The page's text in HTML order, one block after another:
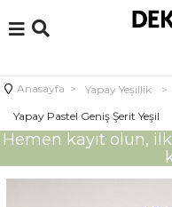
Anasayfa > Yapay Yeşillik >
Yapay Pastel Geniş Şerit Yeşil
Hemen kayıt olun,